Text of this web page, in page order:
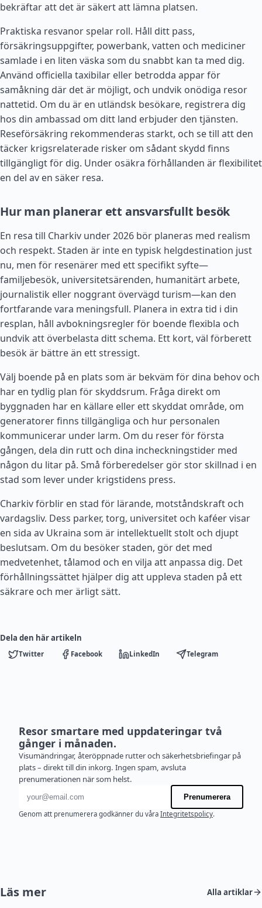
bekräftar att det är säkert att lämna platsen.
Praktiska resvanor spelar roll. Håll ditt pass,
försäkringsuppgifter, powerbank, vatten och mediciner
samlade i en liten väska som du snabbt kan ta med dig.
Använd officiella taxibilar eller betrodda appar för
samåkning där det är möjligt, och undvik onödiga resor
nattetid. Om du är en utländsk besökare, registrera dig
hos din ambassad om ditt land erbjuder den tjänsten.
Reseförsäkring rekommenderas starkt, och se till att den
täcker krigsrelaterade risker om sådant skydd finns
tillgängligt för dig. Under osäkra förhållanden är flexibilitet
en del av en säker resa.
Hur man planerar ett ansvarsfullt besök
En resa till Charkiv under 2026 bör planeras med realism
och respekt. Staden är inte en typisk helgdestination just
nu, men för resenärer med ett specifikt syfte—
familjebesök, universitetsärenden, humanitärt arbete,
journalistik eller noggrant övervägd turism—kan den
fortfarande vara meningsfull. Planera in extra tid i din
resplan, håll avbokningsregler för boende flexibla och
undvik att överbelasta ditt schema. Ett kort, väl förberett
besök är bättre än ett stressigt.
Välj boende på en plats som är bekväm för dina behov och
har en tydlig plan för skyddsrum. Fråga direkt om
byggnaden har en källare eller ett skyddat område, om
generatorer finns tillgängliga och hur personalen
kommunicerar under larm. Om du reser för första
gången, dela din rutt och dina incheckningstider med
någon du litar på. Små förberedelser gör stor skillnad i en
stad som lever under krigstidens press.
Charkiv förblir en stad för lärande, motståndskraft och
vardagsliv. Dess parker, torg, universitet och kaféer visar
en sida av Ukraina som är intellektuellt stolt och djupt
beslutsam. Om du besöker staden, gör det med
medvetenhet, tålamod och en vilja att anpassa dig. Det
förhållningssättet hjälper dig att uppleva staden på ett
säkrare och mer ärligt sätt.
Dela den här artikeln
Twitter Facebook LinkedIn Telegram
Resor smartare med uppdateringar två
gånger i månaden.
Visumändringar, återöppnade rutter och säkerhetsbriefingar på
plats – direkt till din inkorg. Ingen spam, avsluta
prenumerationen när som helst.
E-postadress
Prenumerera
Genom att prenumerera godkänner du våra Integritetspolicy.
Läs mer Alla artiklar